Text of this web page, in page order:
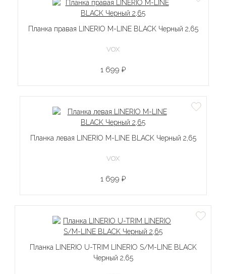
Планка правая LINERIO M-LINE BLACK Черный 2,65
VOX
1 699 ₽
Планка левая LINERIO M-LINE BLACK Черный 2,65
VOX
1 699 ₽
Планка LINERIO U-TRIM LINERIO S/M-LINE BLACK
Черный 2,65